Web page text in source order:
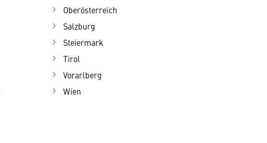
Oberösterreich
Salzburg
Steiermark
Tirol
Vorarlberg
Wien